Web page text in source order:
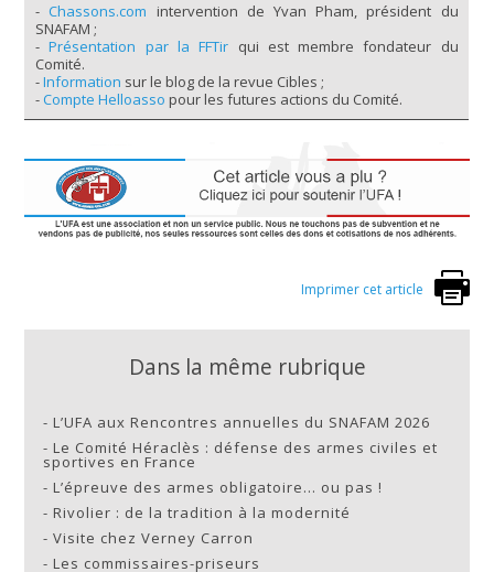
-Chassons.com intervention de Yvan Pham, président du
SNAFAM ;
-Présentation par la FFTir qui est membre fondateur du
Comité.
-Information sur le blog de la revue Cibles ;
-Compte Helloasso pour les futures actions du Comité.
Imprimer cet article
Dans la même rubrique
-L’UFA aux Rencontres annuelles du SNAFAM 2026
-Le Comité Héraclès : défense des armes civiles et
sportives en France
-L’épreuve des armes obligatoire… ou pas !
-Rivolier : de la tradition à la modernité
-Visite chez Verney Carron
-Les commissaires-priseurs